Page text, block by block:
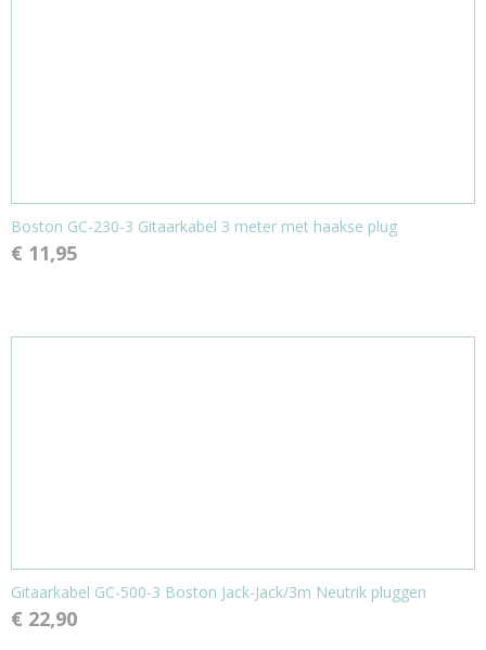
Boston GC-230-3 Gitaarkabel 3 meter met haakse plug
€ 11,95
Gitaarkabel GC-500-3 Boston Jack-Jack/3m Neutrik pluggen
€ 22,90